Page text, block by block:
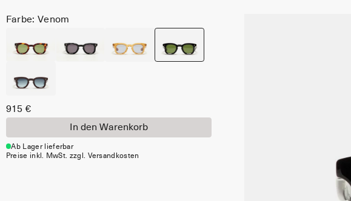
Farbe: Venom
915 €
In den Warenkorb
Ab Lager lieferbar
Preise inkl. MwSt. zzgl. Versandkosten